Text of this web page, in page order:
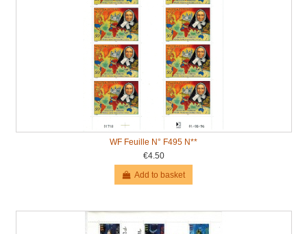
WF Feuille N° F495 N**
€4.50
Add to basket